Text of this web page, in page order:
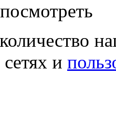
и